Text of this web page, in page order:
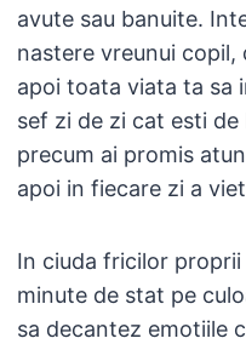
avute sau banuite.
nastere vreunui copil,
apoi toata viata ta sa
sef zi de zi cat esti
precum ai promis
apoi in fiecare zi a
In ciuda fricilor proprii
minute de stat pe
sa decantez emotiile